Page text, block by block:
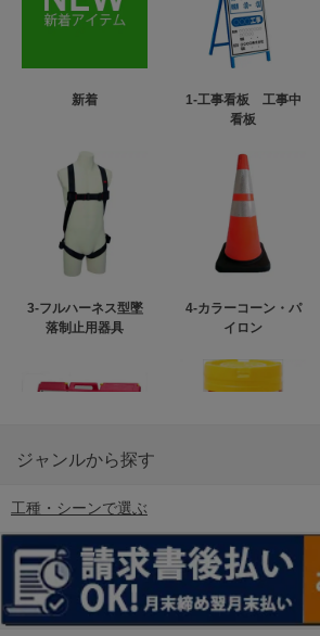
新着
1-工事看板 工事中
看板
3-フルハーネス型墜
落制止用器具
4-カラーコーン・パ
イロン
6-矢印板/LED矢印板
ジャンルから探す
工種・シーンで選ぶ